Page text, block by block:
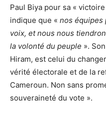
Paul Biya pour sa «
indique que « nos équipes
voix, et nous nous
la volonté du peuple ».
Hiram, est celui du
vérité électorale et de la
Cameroun. Non sans
souveraineté du vote ».